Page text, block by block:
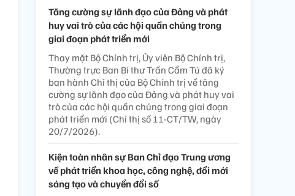
Tăng cường sự lãnh đạo của Đảng và phát
huy vai trò của các hội quần chúng trong
giai đoạn phát triển mới
Thay mặt Bộ Chính trị, Ủy viên Bộ Chính trị,
Thường trực Ban Bí thư Trần Cẩm Tú đã ký
ban hành Chỉ thị của Bộ Chính trị về tăng
cường sự lãnh đạo của Đảng và phát huy vai
trò của các hội quần chúng trong giai đoạn
phát triển mới (Chỉ thị số 11-CT/TW, ngày
20/7/2026).
Kiện toàn nhân sự Ban Chỉ đạo Trung ương
về phát triển khoa học, công nghệ, đổi mới
sáng tạo và chuyển đổi số